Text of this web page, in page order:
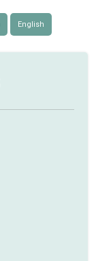
English